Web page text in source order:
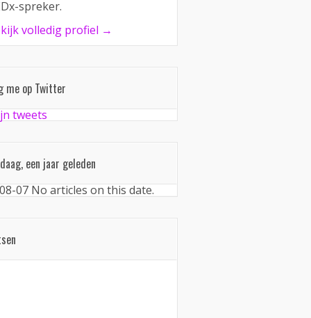
spreker.
volledig profiel →
me op Twitter
tweets
een jaar geleden
07 No articles on this date.